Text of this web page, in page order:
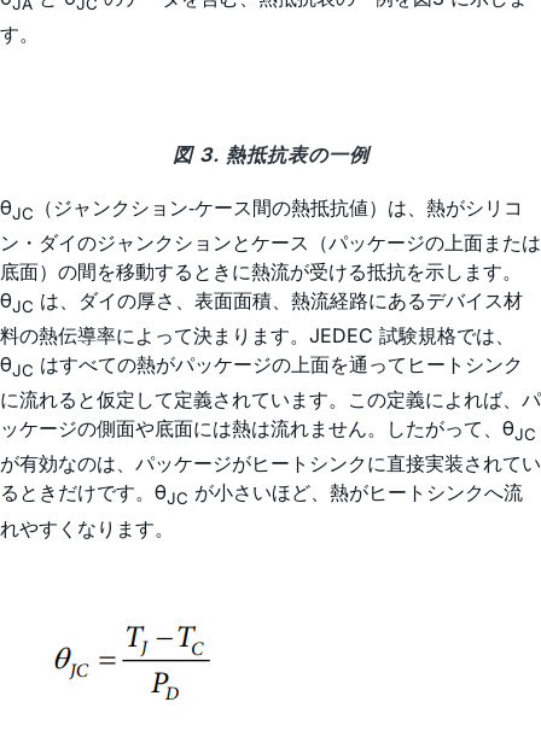
JA JC
す。
図 3. 熱抵抗表の一例
θJC
（ジャンクション‐ケース間の熱抵抗値）は、熱がシリコ
ン・ダイのジャンクションとケース（パッケージの上面または
底面）の間を移動するときに熱流が受ける抵抗を示します。
θJC は、ダイの厚さ、表面面積、熱流経路にあるデバイス材
料の熱伝導率によって決まります。JEDEC 試験規格では、
θJC はすべての熱がパッケージの上面を通ってヒートシンク
に流れると仮定して定義されています。この定義によれば、パ
ッケージの側面や底面には熱は流れません。したがって、θJC
が有効なのは、パッケージがヒートシンクに直接実装されてい
るときだけです。θJC が小さいほど、熱がヒートシンクへ流
れやすくなります。